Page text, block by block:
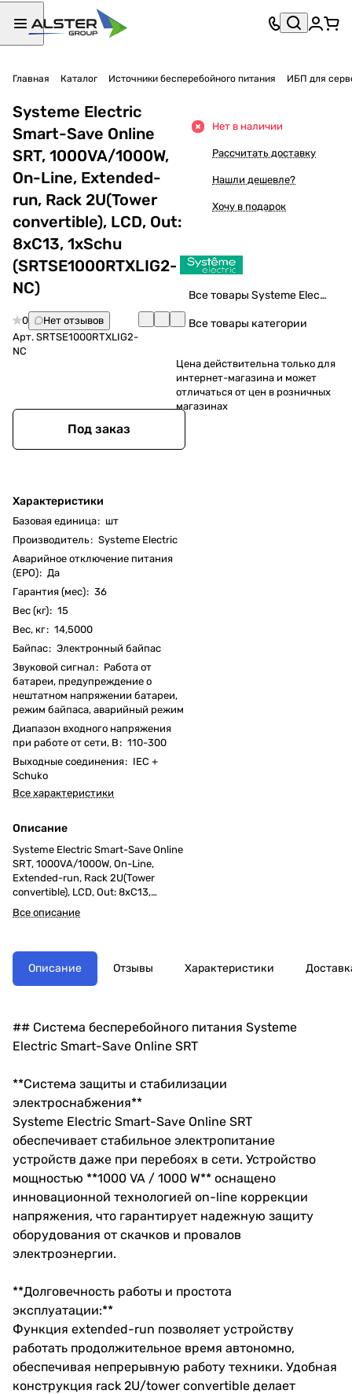
Главная Каталог Источники бесперебойного питания ИБП для
Systeme Electric
Smart-Save Online
SRT, 1000VA/1000W,
On-Line, Extended-
run, Rack 2U(Tower
convertible), LCD, Out:
8xC13, 1хSchu
(SRTSE1000RTXLIG2-
NC)
0
Нет отзывов
Арт. SRTSE1000RTXLIG2-
NC
Под заказ
Характеристики
Базовая единица: шт
Производитель: Systeme Electric
Аварийное отключение питания
(EPO): Да
Гарантия (мес): 36
Вес (кг): 15
Вес, кг: 14,5000
Байпас: Электронный байпас
Звуковой сигнал: Работа от
батареи, предупреждение о
нештатном напряжении батареи,
режим байпаса, аварийный режим
Диапазон входного напряжения
при работе от сети, В: 110-300
Выходные соединения: IEC +
Schuko
Все характеристики
Описание
Systeme Electric Smart-Save Online
SRT, 1000VA/1000W, On-Line,
Extended-run, Rack 2U(Tower
convertible), LCD, Out: 8xC13,
1хSchuko, USB, RS-232, Pre-Inst.
Web/SNMP
Все описание
Нет в наличии
Рассчитать доставку
Нашли дешевле?
Хочу в подарок
Все товары Systeme Electric
Все товары категории
Цена действительна только для
интернет-магазина и может
отличаться от цен в розничных
магазинах
Описание Отзывы Характеристики
## Система бесперебойного питания Systeme
Electric Smart-Save Online SRT
**Система защиты и стабилизации
электроснабжения**
Systeme Electric Smart-Save Online SRT
обеспечивает стабильное электропитание
устройств даже при перебоях в сети. Устройство
мощностью **1000 VA / 1000 W** оснащено
инновационной технологией on-line коррекции
напряжения, что гарантирует надежную защиту
оборудования от скачков и провалов
электроэнергии.
**Долговечность работы и простота
эксплуатации:**
Функция extended-run позволяет устройству
работать продолжительное время автономно,
обеспечивая непрерывную работу техники. Удобная
конструкция rack 2U/tower convertible делает